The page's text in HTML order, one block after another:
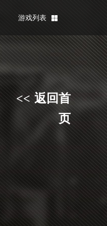
游戏列表
<< 返回首
页